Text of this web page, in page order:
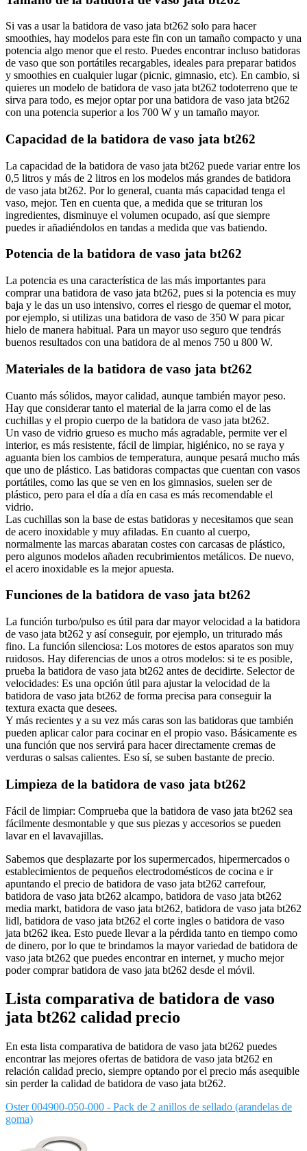
Si vas a usar la batidora de vaso jata bt262 solo para hacer
smoothies, hay modelos para este fin con un tamaño compacto y una
potencia algo menor que el resto. Puedes encontrar incluso batidoras
de vaso que son portátiles recargables, ideales para preparar batidos
y smoothies en cualquier lugar (picnic, gimnasio, etc). En cambio, si
quieres un modelo de batidora de vaso jata bt262 todoterreno que te
sirva para todo, es mejor optar por una batidora de vaso jata bt262
con una potencia superior a los 700 W y un tamaño mayor.
Capacidad de la batidora de vaso jata bt262
La capacidad de la batidora de vaso jata bt262 puede variar entre los
0,5 litros y más de 2 litros en los modelos más grandes de batidora
de vaso jata bt262. Por lo general, cuanta más capacidad tenga el
vaso, mejor. Ten en cuenta que, a medida que se trituran los
ingredientes, disminuye el volumen ocupado, así que siempre
puedes ir añadiéndolos en tandas a medida que vas batiendo.
Potencia de la batidora de vaso jata bt262
La potencia es una característica de las más importantes para
comprar una batidora de vaso jata bt262, pues si la potencia es muy
baja y le das un uso intensivo, corres el riesgo de quemar el motor,
por ejemplo, si utilizas una batidora de vaso de 350 W para picar
hielo de manera habitual. Para un mayor uso seguro que tendrás
buenos resultados con una batidora de al menos 750 u 800 W.
Materiales de la batidora de vaso jata bt262
Cuanto más sólidos, mayor calidad, aunque también mayor peso.
Hay que considerar tanto el material de la jarra como el de las
cuchillas y el propio cuerpo de la batidora de vaso jata bt262.
Un vaso de vidrio grueso es mucho más agradable, permite ver el
interior, es más resistente, fácil de limpiar, higiénico, no se raya y
aguanta bien los cambios de temperatura, aunque pesará mucho más
que uno de plástico. Las batidoras compactas que cuentan con vasos
portátiles, como las que se ven en los gimnasios, suelen ser de
plástico, pero para el día a día en casa es más recomendable el
vidrio.
Las cuchillas son la base de estas batidoras y necesitamos que sean
de acero inoxidable y muy afiladas. En cuanto al cuerpo,
normalmente las marcas abaratan costes con carcasas de plástico,
pero algunos modelos añaden recubrimientos metálicos. De nuevo,
el acero inoxidable es la mejor apuesta.
Funciones de la batidora de vaso jata bt262
La función turbo/pulso es útil para dar mayor velocidad a la batidora
de vaso jata bt262 y así conseguir, por ejemplo, un triturado más
fino. La función silenciosa: Los motores de estos aparatos son muy
ruidosos. Hay diferencias de unos a otros modelos: si te es posible,
prueba la batidora de vaso jata bt262 antes de decidirte. Selector de
velocidades: Es una opción útil para ajustar la velocidad de la
batidora de vaso jata bt262 de forma precisa para conseguir la
textura exacta que desees.
Y más recientes y a su vez más caras son las batidoras que también
pueden aplicar calor para cocinar en el propio vaso. Básicamente es
una función que nos servirá para hacer directamente cremas de
verduras o salsas calientes. Eso sí, se suben bastante de precio.
Limpieza de la batidora de vaso jata bt262
Fácil de limpiar: Comprueba que la batidora de vaso jata bt262 sea
fácilmente desmontable y que sus piezas y accesorios se pueden
lavar en el lavavajillas.
Sabemos que desplazarte por los supermercados, hipermercados o
establecimientos de pequeños electrodomésticos de cocina e ir
apuntando el precio de batidora de vaso jata bt262 carrefour,
batidora de vaso jata bt262 alcampo, batidora de vaso jata bt262
media markt, batidora de vaso jata bt262, batidora de vaso jata bt262
lidl, batidora de vaso jata bt262 el corte ingles o batidora de vaso
jata bt262 ikea. Esto puede llevar a la pérdida tanto en tiempo como
de dinero, por lo que te brindamos la mayor variedad de batidora de
vaso jata bt262 que puedes encontrar en internet, y mucho mejor
poder comprar batidora de vaso jata bt262 desde el móvil.
Lista comparativa de batidora de vaso
jata bt262 calidad precio
En esta lista comparativa de batidora de vaso jata bt262 puedes
encontrar las mejores ofertas de batidora de vaso jata bt262 en
relación calidad precio, siempre optando por el precio más asequible
sin perder la calidad de batidora de vaso jata bt262.
Oster 004900-050-000 - Pack de 2 anillos de sellado (arandelas de
goma)